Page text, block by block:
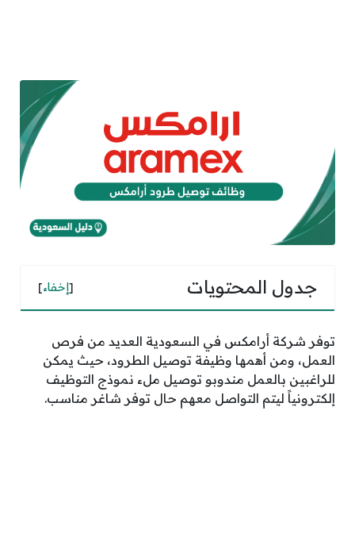
جدول المحتويات [إخفاء]
توفر شركة أرامكس في السعودية العديد من فرص
العمل، ومن أهمها وظيفة توصيل الطرود، حيث يمكن
للراغبين بالعمل مندوبو توصيل ملء نموذج التوظيف
إلكترونياً ليتم التواصل معهم حال توفر شاغر مناسب.